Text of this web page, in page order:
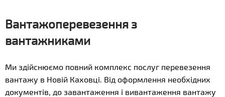
Вантажоперевезення з
вантажниками
Ми здійснюємо повний комплекс послуг перевезення
вантажу в Новій Каховці. Від оформлення необхідних
документів, до завантаження і вивантаження вантажу